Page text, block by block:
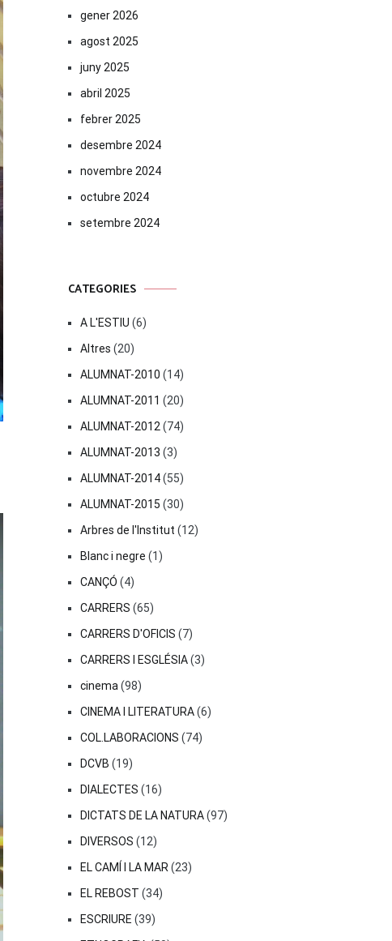
gener 2026
agost 2025
juny 2025
abril 2025
febrer 2025
desembre 2024
novembre 2024
octubre 2024
setembre 2024
CATEGORIES
A L'ESTIU (6)
Altres (20)
ALUMNAT-2010 (14)
ALUMNAT-2011 (20)
ALUMNAT-2012 (74)
ALUMNAT-2013 (3)
ALUMNAT-2014(55)
ALUMNAT-2015 (30)
Arbres de l'Institut (12)
Blanc i negre (1)
CANÇÓ (4)
CARRERS (65)
CARRERS D'OFICIS (7)
CARRERS I ESGLÉSIA(3)
cinema (98)
CINEMA I LITERATURA(6)
COL.LABORACIONS (74)
DCVB (19)
DIALECTES (16)
DICTATS DE LA NATURA(97)
DIVERSOS (12)
EL CAMÍ I LA MAR (23)
EL REBOST (34)
ESCRIURE (39)